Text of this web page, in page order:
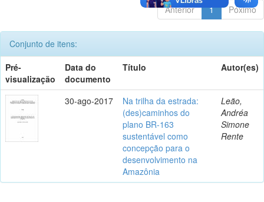
Anterior 1 Póximo
Conjunto de itens:
Pré-
visualização
Data do
documento
Título Autor(es)
30-ago-2017
Na trilha da estrada:
(des)caminhos do
plano BR-163
sustentável como
concepção para o
desenvolvimento na
Amazônia
Leão,
Andréa
Simone
Rente